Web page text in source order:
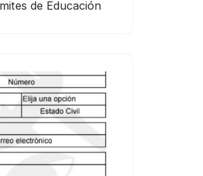
de Educación